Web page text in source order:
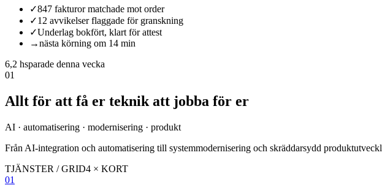
✓847 fakturor matchade mot order
✓12 avvikelser flaggade för granskning
✓Underlag bokfört, klart för attest
→nästa körning om 14 min
6,2 hsparade denna vecka
01
Allt för att få er teknik att jobba för er
AI · automatisering · modernisering · produkt
Från AI-integration och automatisering till systemmodernisering och skräddarsydd
TJÄNSTER / GRID4 × KORT
01